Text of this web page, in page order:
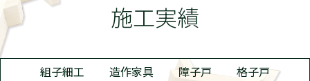
施工実績
組子細工 造作家具 障子戸
格子戸